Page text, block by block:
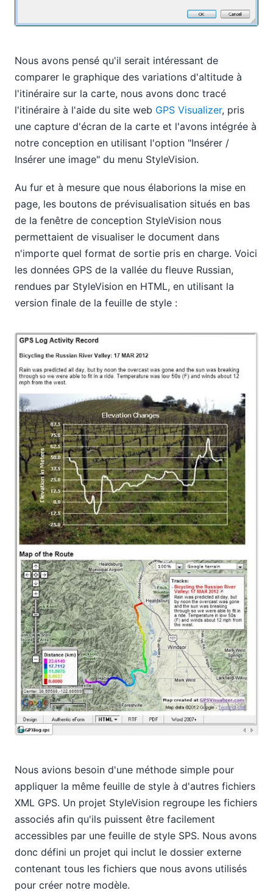
Nous avons pensé qu'il serait intéressant de
comparer le graphique des variations d'altitude à
l'itinéraire sur la carte, nous avons donc tracé
l'itinéraire à l'aide du site web GPS Visualizer, pris
une capture d'écran de la carte et l'avons intégrée à
notre conception en utilisant l'option "Insérer /
Insérer une image" du menu StyleVision.
Au fur et à mesure que nous élaborions la mise en
page, les boutons de prévisualisation situés en bas
de la fenêtre de conception StyleVision nous
permettaient de visualiser le document dans
n'importe quel format de sortie pris en charge. Voici
les données GPS de la vallée du fleuve Russian,
rendues par StyleVision en HTML, en utilisant la
version finale de la feuille de style :
Nous avions besoin d'une méthode simple pour
appliquer la même feuille de style à d'autres fichiers
XML GPS. Un projet StyleVision regroupe les fichiers
associés afin qu'ils puissent être facilement
accessibles par une feuille de style SPS. Nous avons
donc défini un projet qui inclut le dossier externe
contenant tous les fichiers que nous avons utilisés
pour créer notre modèle.